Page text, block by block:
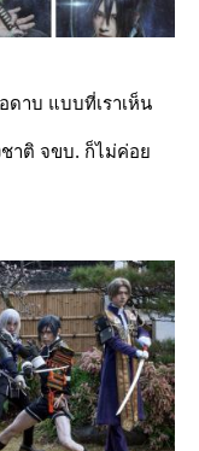
าบ แบบที่เราเห็น
ชาติ จขบ. ก็ไม่ค่อ